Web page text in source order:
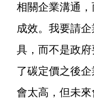
相關企業溝通
成效。我要請
具，而不是政
了碳定價之後
會太高，但未來